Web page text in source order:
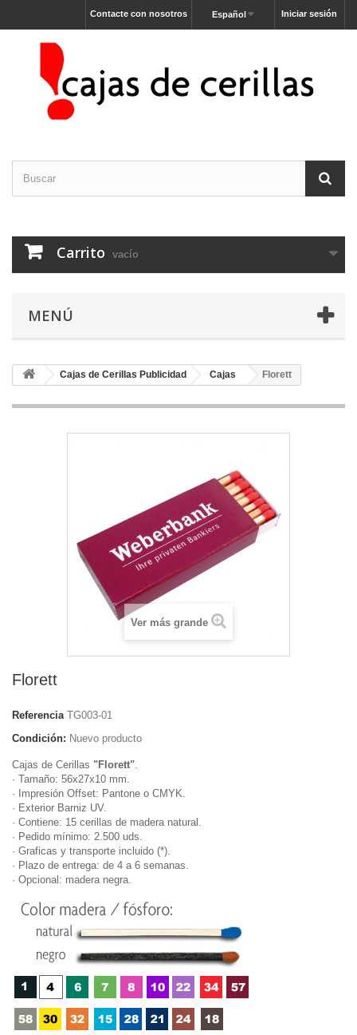
Iniciar sesión
Español
Contacte con nosotros
Carrito vacío
MENÚ
Cajas de Cerillas Publicidad Cajas Florett
Ver más grande
Florett
Referencia TG003-01
Condición: Nuevo producto
Cajas de Cerillas "Florett".
· Tamaño: 56x27x10 mm.
· Impresión Offset: Pantone o CMYK.
· Exterior Barniz UV.
· Contiene: 15 cerillas de madera natural.
· Pedido mínimo: 2.500 uds.
· Graficas y transporte incluido (*).
· Plazo de entrega: de 4 a 6 semanas.
· Opcional: madera negra.